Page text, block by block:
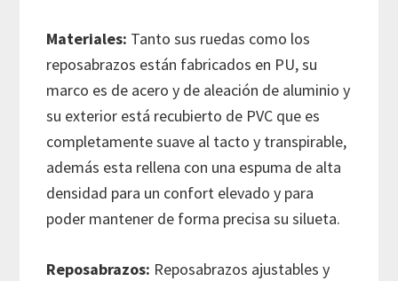
Materiales: Tanto sus ruedas como los
reposabrazos están fabricados en PU, su
marco es de acero y de aleación de aluminio y
su exterior está recubierto de PVC que es
completamente suave al tacto y transpirable,
además esta rellena con una espuma de alta
densidad para un confort elevado y para
poder mantener de forma precisa su silueta.
Reposabrazos: Reposabrazos ajustables y